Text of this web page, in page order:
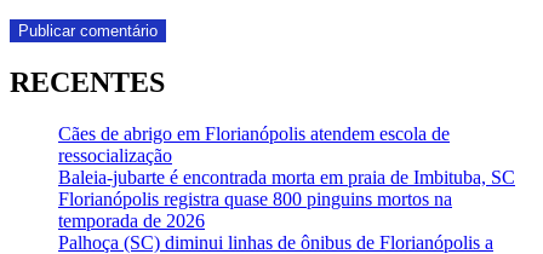
RECENTES
Cães de abrigo em Florianópolis atendem escola de
ressocialização
Baleia-jubarte é encontrada morta em praia de Imbituba, SC
Florianópolis registra quase 800 pinguins mortos na
temporada de 2026
Palhoça (SC) diminui linhas de ônibus de Florianópolis a